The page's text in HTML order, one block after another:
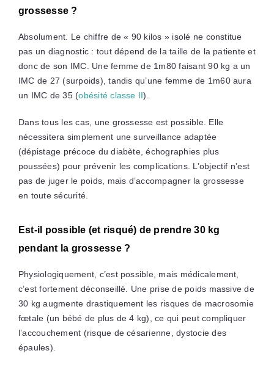
grossesse ?
Absolument. Le chiffre de « 90 kilos » isolé ne constitue
pas un diagnostic : tout dépend de la taille de la patiente et
donc de son IMC. Une femme de 1m80 faisant 90 kg a un
IMC de 27 (surpoids), tandis qu’une femme de 1m60 aura
un IMC de 35 (obésité classe II).
Dans tous les cas, une grossesse est possible. Elle
nécessitera simplement une surveillance adaptée
(dépistage précoce du diabète, échographies plus
poussées) pour prévenir les complications. L’objectif n’est
pas de juger le poids, mais d’accompagner la grossesse
en toute sécurité.
Est-il possible (et risqué) de prendre 30 kg
pendant la grossesse ?
Physiologiquement, c’est possible, mais médicalement,
c’est fortement déconseillé. Une prise de poids massive de
30 kg augmente drastiquement les risques de macrosomie
fœtale (un bébé de plus de 4 kg), ce qui peut compliquer
l’accouchement (risque de césarienne, dystocie des
épaules).